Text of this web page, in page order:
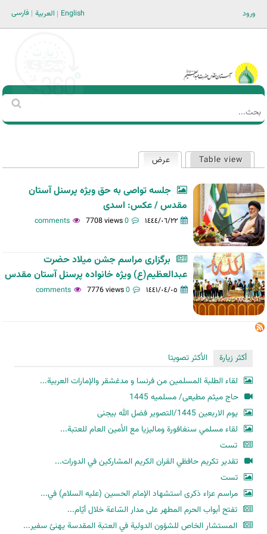
ورود فارسی العربية English
Main men-AR
استمارة
‏
الأساسية
Table view عرض
جلسه تواصی به حق ویژه پرسنل آستان
مقدس / عکس: اسدی
١٤٤٤/٠٦/٢٢ 0 comments
7708 views
برگزاری مراسم جشن میلاد حضرت
عبدالعظیم(ع) ویژه خانواده پرسنل آستان مقدس
١٤٤١/٠٤/٠٥ 0 comments
7776 views
أكثر زيارة
الأكثر تصويتا
لقاء الطلبة المسلمين من فرنسا و مدغشقر والإمارات العربية...
حاج میثم مطیعی/ مسلمیه 1445
یوم الاربعین 1445/التصویر فضل الله بیجنی
لقاء مسلمي سنغافورة وماليزيا مع الأمين العام للعتبة...
تست
تقدير تكريم حافظي القران الكريم المشاركين في الدورات...
تست
مراسم عزاء ذكرى استشهاد الإمام الحسين (عليه السلام) في...
تفتح أبواب الحرم المطهر على مدار السّاعة خلال أيّام...
المستشار الخاص للشؤون الدولية في العتبة المقدسة يهنئ سفير...